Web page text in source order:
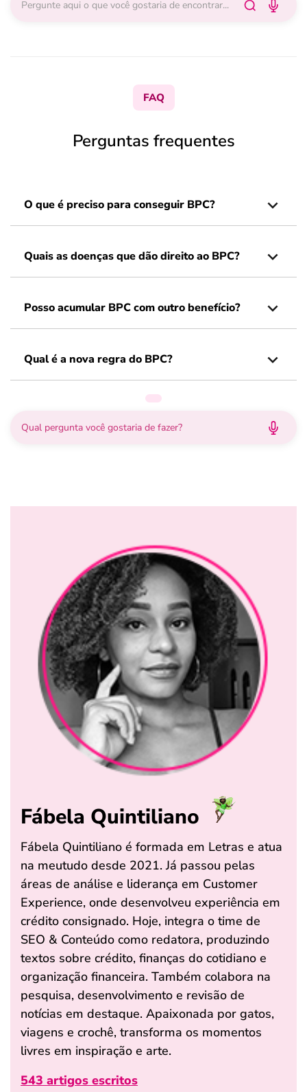
FAQ
Perguntas frequentes
O que é preciso para conseguir BPC?
Quais as doenças que dão direito ao BPC?
Posso acumular BPC com outro benefício?
Qual é a nova regra do BPC?
Fábela Quintiliano
Fábela Quintiliano é formada em Letras e atua
na meutudo desde 2021. Já passou pelas
áreas de análise e liderança em Customer
Experience, onde desenvolveu experiência em
crédito consignado. Hoje, integra o time de
SEO & Conteúdo como redatora, produzindo
textos sobre crédito, finanças do cotidiano e
organização financeira. Também colabora na
pesquisa, desenvolvimento e revisão de
notícias em destaque. Apaixonada por gatos,
viagens e crochê, transforma os momentos
livres em inspiração e arte.
543 artigos escritos